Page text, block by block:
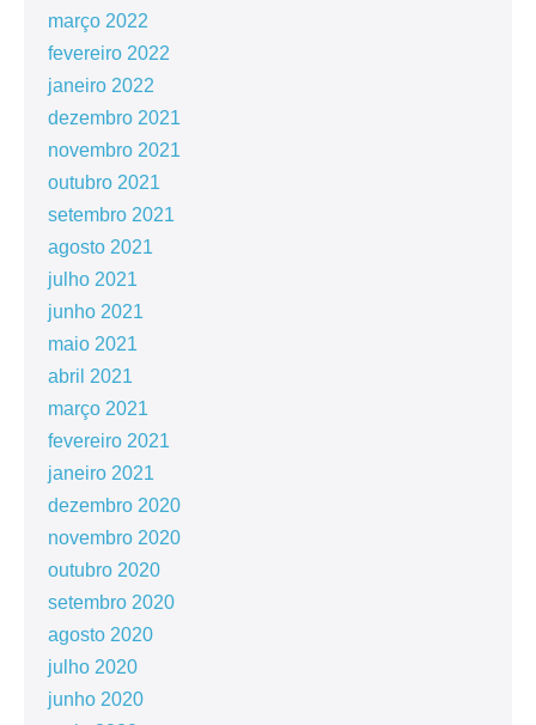
março 2022
fevereiro 2022
janeiro 2022
dezembro 2021
novembro 2021
outubro 2021
setembro 2021
agosto 2021
julho 2021
junho 2021
maio 2021
abril 2021
março 2021
fevereiro 2021
janeiro 2021
dezembro 2020
novembro 2020
outubro 2020
setembro 2020
agosto 2020
julho 2020
junho 2020